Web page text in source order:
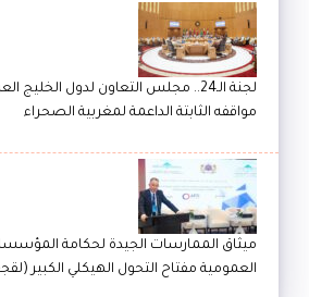
لجنة الـ24.. مجلس التعاون لدول الخليج
مواقفه الثابتة الداعمة لمغربية الصحراء
ميثاق الممارسات الجيدة لحكامة
العمومية مفتاح التحول الهيكلي الكبير